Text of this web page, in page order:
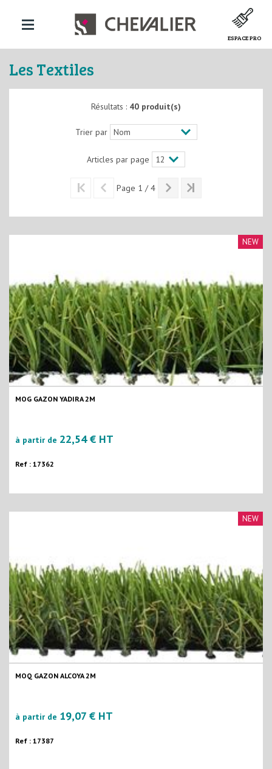
ESPACE PRO
Les Textiles
Résultats : 40 produit(s)
Trier par
Articles par page
Page 1 / 4
MOG GAZON YADIRA 2M
à partir de 22,54 € HT
NEW
Ref : 17362
MOQ GAZON ALCOYA 2M
à partir de 19,07 € HT
NEW
Ref : 17387